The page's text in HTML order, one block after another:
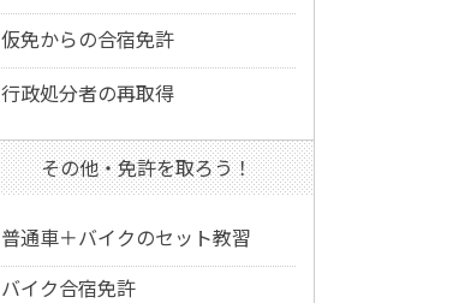
仮免からの合宿免許
行政処分者の再取得
その他・免許を取ろう！
普通車＋バイクのセット教習
バイク合宿免許